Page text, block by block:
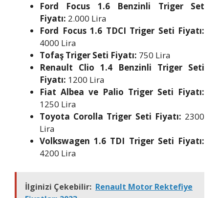
Ford Focus 1.6 Benzinli Triger Set
Fiyatı: 2.000 Lira
Ford Focus 1.6 TDCI Triger Seti Fiyatı:
4000 Lira
Tofaş Triger Seti Fiyatı: 750 Lira
Renault Clio 1.4 Benzinli Triger Seti
Fiyatı: 1200 Lira
Fiat Albea ve Palio Triger Seti Fiyatı:
1250 Lira
Toyota Corolla Triger Seti Fiyatı: 2300
Lira
Volkswagen 1.6 TDI Triger Seti Fiyatı:
4200 Lira
İlginizi Çekebilir: Renault Motor Rektefiye